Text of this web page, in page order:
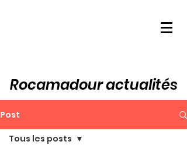
Rocamadour actualités
Post
Tous les posts